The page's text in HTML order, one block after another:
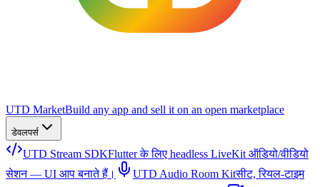
UTD MarketBuild any app and sell it on an open marketplace
डेवलपर्स
UTD Stream SDKFlutter के लिए headless LiveKit ऑडियो/वीडियो
सेशन — UI आप बनाते हैं।
UTD Audio Room Kitसीट, रियल-टाइम